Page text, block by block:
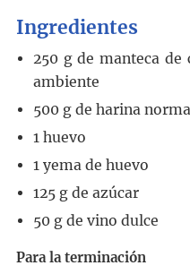
Ingredientes
250 g de manteca de
ambiente
500 g de harina
1 huevo
1 yema de huevo
125 g de azúcar
50 g de vino dulce
Para la terminación